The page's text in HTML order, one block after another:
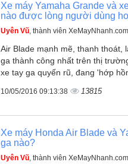
Xe máy Yamaha Grande và
nào được lòng người dùng
Uyên Vũ, thành viên XeMayNhanh.com
Air Blade mạnh mẽ, thanh thoát,
ga thành công nhất trên thị
xe tay ga quyến rũ, đang 'hớp
10/05/2016 09:13:38 13815
Xe máy Honda Air Blade và
ga nào?
Uyên Vũ, thành viên XeMayNhanh.com